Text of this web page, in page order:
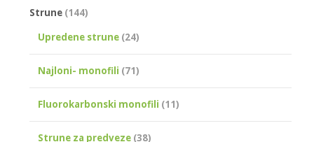
Strune (144)
Upredene strune (24)
Najloni- monofili (71)
Fluorokarbonski monofili (11)
Strune za predveze (38)